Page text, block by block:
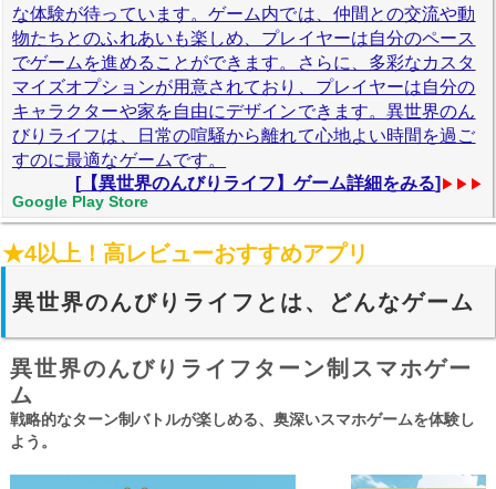
な体験が待っています。ゲーム内では、仲間との交流や動
物たちとのふれあいも楽しめ、プレイヤーは自分のペース
でゲームを進めることができます。さらに、多彩なカスタ
マイズオプションが用意されており、プレイヤーは自分の
キャラクターや家を自由にデザインできます。異世界のん
びりライフは、日常の喧騒から離れて心地よい時間を過ご
すのに最適なゲームです。
[【異世界のんびりライフ】ゲーム詳細をみる] ▶▶▶
Google Play Store
★4以上！高レビューおすすめアプリ
異世界のんびりライフとは、どんなゲーム
異世界のんびりライフターン制スマホゲー
ム
戦略的なターン制バトルが楽しめる、奥深いスマホゲームを体験し
よう。